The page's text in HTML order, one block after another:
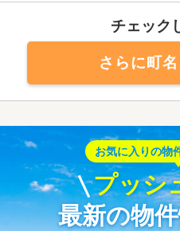
チェック
さらに町
お気に入りの物
プッシ
最新の物